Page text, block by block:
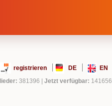
registrieren DE
EN
381396 Jetzt verfügbar: 141656